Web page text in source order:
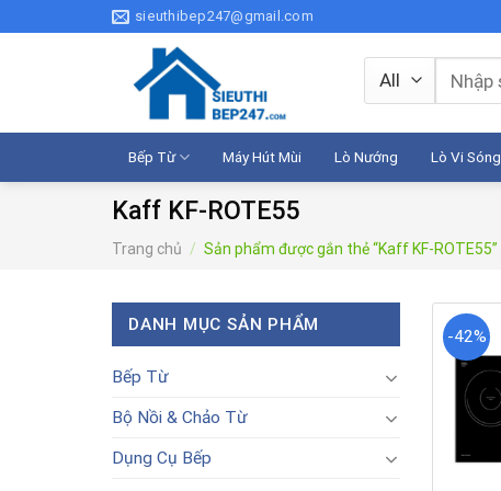
to
sieuthibep247@gmail.com
Tìm
kiếm:
Bếp Từ Máy Hút Mùi Lò Nướng Lò Vi Sóng
Kaff KF-ROTE55
Trang chủ / Sản phẩm được gắn thẻ “Kaff KF-ROTE55”
DANH MỤC SẢN PHẨM
Bếp Từ
Bộ Nồi & Chảo Từ
Dụng Cụ Bếp
-42%